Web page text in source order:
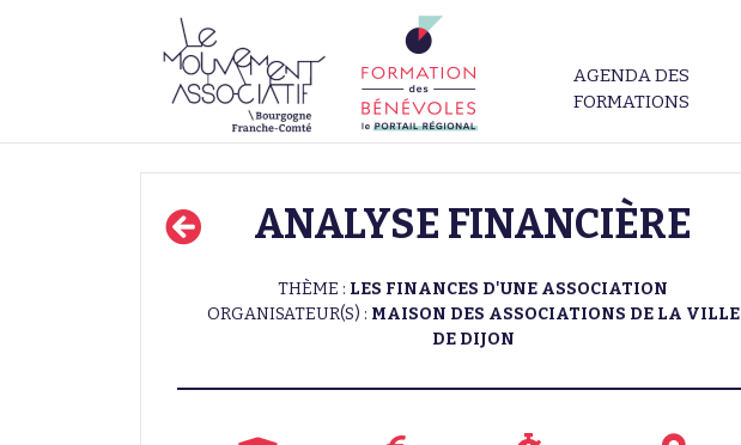
AGENDA DES
FORMATIONS
ANALYSE FINANCIÈRE
THÈME : LES FINANCES D'UNE ASSOCIATION
ORGANISATEUR(S) : MAISON DES ASSOCIATIONS DE LA VILLE
DE DIJON